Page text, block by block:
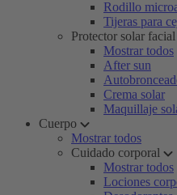
Rodillo
Tijeras para
Protector solar facial
Mostrar todos
After sun
Crema solar
Maquillaje
Cuerpo
Mostrar todos
Cuidado corporal
Mostrar todos
Lociones